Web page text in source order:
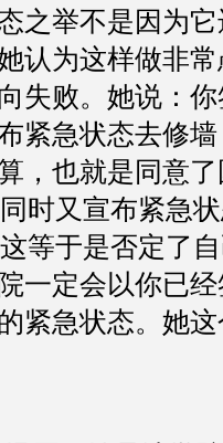
之举不是因为
认为这样做非
失败。她说：
紧急状态去修
，也就是同意
时又宣布紧急
等于是否定了
一定会以你已
紧急状态。她